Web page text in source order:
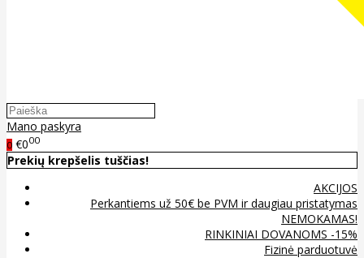
Mano paskyra
0 €000
Prekių krepšelis tuščias!
AKCIJOS
Perkantiems už 50€ be PVM ir daugiau pristatymas
NEMOKAMAS!
RINKINIAI DOVANOMS -15%
Fizinė parduotuvė